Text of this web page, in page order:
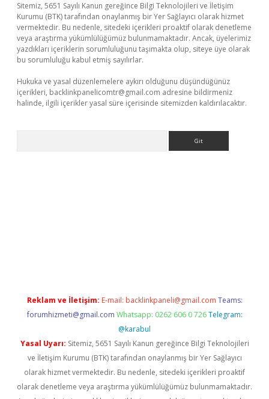
Sitemiz, 5651 Sayılı Kanun gereğince Bilgi Teknolojileri ve İletişim
Kurumu (BTK) tarafından onaylanmış bir Yer Sağlayıcı olarak hizmet
vermektedir. Bu nedenle, sitedeki içerikleri proaktif olarak denetleme
veya araştırma yükümlülüğümüz bulunmamaktadır. Ancak, üyelerimiz
yazdıkları içeriklerin sorumluluğunu taşımakta olup, siteye üye olarak
bu sorumluluğu kabul etmiş sayılırlar.
Hukuka ve yasal düzenlemelere aykırı olduğunu düşündüğünüz
içerikleri, backlinkpanelicomtr@gmail.com adresine bildirmeniz
halinde, ilgili içerikler yasal süre içerisinde sitemizden kaldırılacaktır.
Reklam ve İletişim: E-mail: backlinkpaneli@gmail.com Teams:
forumhizmeti@gmail.com Whatsapp: 0262 606 0 726 Telegram:
@karabul
Yasal Uyarı: Sitemiz, 5651 Sayılı Kanun gereğince Bilgi Teknolojileri
ve İletişim Kurumu (BTK) tarafından onaylanmış bir Yer Sağlayıcı
olarak hizmet vermektedir. Bu nedenle, sitedeki içerikleri proaktif
olarak denetleme veya araştırma yükümlülüğümüz bulunmamaktadır.